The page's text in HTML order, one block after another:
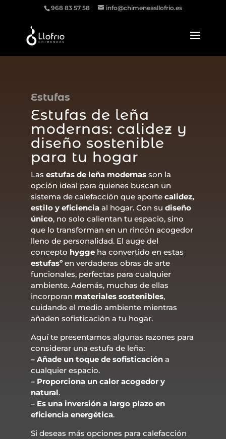
968 83 57 58 info@chimeneasllofrio.es
Estufas
Estufas de leña
modernas: calidez y
diseño sostenible
para tu hogar
Las estufas de leña modernasson la
opción ideal para quienes buscan un
sistema de calefacción que aporte calidez,
estilo y eficienciaal hogar. Con su diseño
único, no solo calientan tu espacio, sino
que lo transforman en un rincón acogedor
lleno de personalidad. El auge del
concepto hyggeha convertido en estas
estufasºen verdaderas obras de arte
funcionales, perfectas para cualquier
ambiente. Además, muchas de ellas
incorporan materiales sostenibles,
cuidando el medio ambiente mientras
añaden sofisticación a tu hogar.
Aquí te presentamos algunas razones para
considerar una estufa de leña:
– Añade un toque de sofisticacióna
cualquier espacio.
– Proporciona un calor acogedor y
natural.
– Es una inversión a largo plazo en
eficiencia energética.
Si deseas más opciones para calefacción